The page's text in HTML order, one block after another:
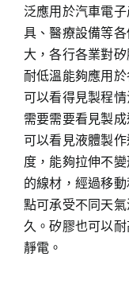
泛應用於汽車電
具、醫療設備等
大，各行各業對
耐低溫能夠應用
可以看得見製程
需要需要看見製
可以看見液體製
度，能夠拉伸不
的線材，經過移
點可承受不同天
久。矽膠也可以
靜電。